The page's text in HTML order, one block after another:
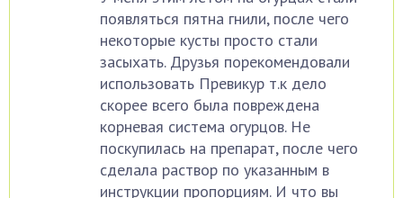
появляться пятна гнили, после чего
некоторые кусты просто стали
засыхать. Друзья порекомендовали
использовать Превикур т.к дело
скорее всего была повреждена
корневая система огурцов. Не
поскупилась на препарат, после чего
сделала раствор по указанным в
инструкции пропорциям. И что вы